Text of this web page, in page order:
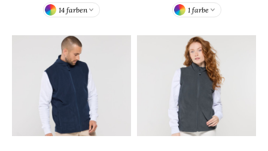
14 farben 1 farbe